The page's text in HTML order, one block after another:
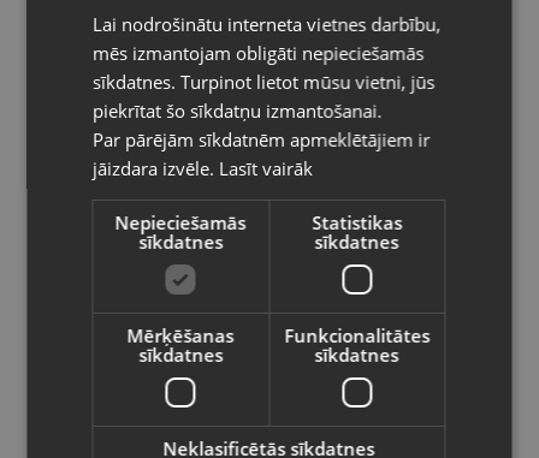
Ķekava, Nākotnes iela 1
Stāvoklis Mazlietots (Garantija 12 mēneši)
430.00€
€ /mēn.
Acer Aspire 3
Pasūtījumi tiks piegādāti uz
izvēlēto valsti
Vietnes saturs būs attēlots izvēlētajā
valodā
Valsts
Latviešu / Latvian
RUSSIAN
Lai nodrošinātu interneta vietnes darbību,
mēs izmantojam obligāti nepieciešamās
sīkdatnes. Turpinot lietot mūsu vietni, jūs
piekrītat šo sīkdatņu izmantošanai.
Par pārējām sīkdatnēm apmeklētājiem ir
jāizdara izvēle. Lasīt vairāk
Nepieciešamās
sīkdatnes
Statistikas
sīkdatnes
Mērķēšanas
sīkdatnes
Funkcionalitātes
sīkdatnes
Neklasificētās sīkdatnes